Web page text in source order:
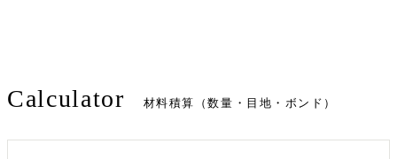
Calculator 材料積算（数量・目地・ボンド）